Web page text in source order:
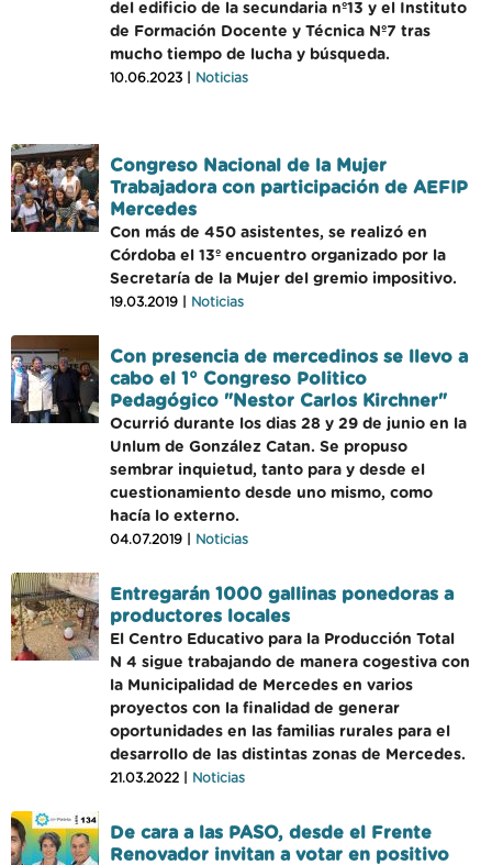
del edificio de la secundaria nº13 y el Instituto
de Formación Docente y Técnica Nº7 tras
mucho tiempo de lucha y búsqueda.
10.06.2023 | Noticias
Congreso Nacional de la Mujer
Trabajadora con participación de AEFIP
Mercedes
Con más de 450 asistentes, se realizó en
Córdoba el 13º encuentro organizado por la
Secretaría de la Mujer del gremio impositivo.
19.03.2019 | Noticias
Con presencia de mercedinos se llevo a
cabo el 1° Congreso Politico
Pedagógico "Nestor Carlos Kirchner"
Ocurrió durante los dias 28 y 29 de junio en la
Unlum de González Catan. Se propuso
sembrar inquietud, tanto para y desde el
cuestionamiento desde uno mismo, como
hacía lo externo.
04.07.2019 | Noticias
Entregarán 1000 gallinas ponedoras a
productores locales
El Centro Educativo para la Producción Total
N 4 sigue trabajando de manera cogestiva con
la Municipalidad de Mercedes en varios
proyectos con la finalidad de generar
oportunidades en las familias rurales para el
desarrollo de las distintas zonas de Mercedes.
21.03.2022 | Noticias
De cara a las PASO, desde el Frente
Renovador invitan a votar en positivo